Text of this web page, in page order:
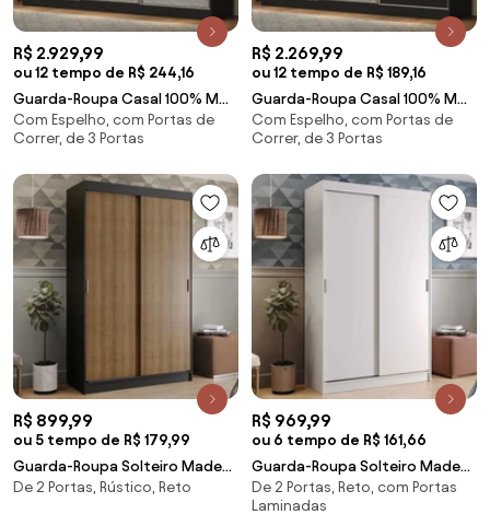
R$ 2.929,99
ou 12 tempo de R$ 244,16
Guarda-Roupa Casal 100% MDF
Madesa Royale 3 Portas de
Correr de Espelho Preto
Com Espelho, com Portas de
Correr, de 3 Portas
R$ 2.269,99
ou 12 tempo de R$ 189,16
Guarda-Roupa Casal 100% MDF
Madesa Royale 3 Portas de
Correr com Espelho Preto
Com Espelho, com Portas de
Correr, de 3 Portas
R$ 899,99
ou 5 tempo de R$ 179,99
Guarda-Roupa Solteiro Madesa
Tokio 2 Portas de Correr 2
De 2 Portas, Rústico, Reto
R$ 969,99
ou 6 tempo de R$ 161,66
Guarda-Roupa Solteiro Madesa
Tokio 2 Portas de Correr 2
Gavetas Branco Cor:Branco
De 2 Portas, Reto, com Portas
Laminadas